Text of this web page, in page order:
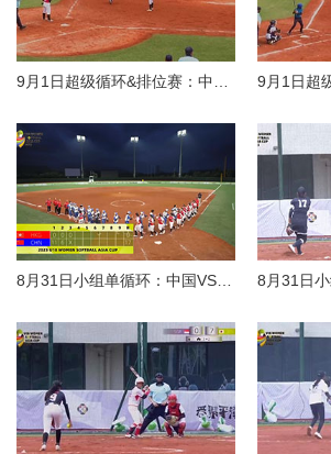
9月1日超级循环&排位赛：中国香港VS新加坡